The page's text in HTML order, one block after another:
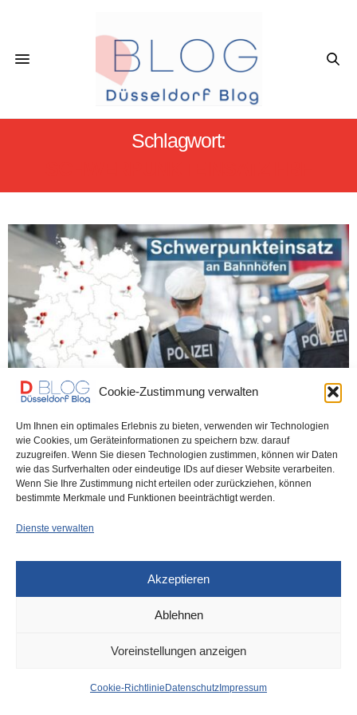
Cookie-Zustimmung verwalten
Um Ihnen ein optimales Erlebnis zu bieten, verwenden wir Technologien
wie Cookies, um Geräteinformationen zu speichern bzw. darauf
zuzugreifen. Wenn Sie diesen Technologien zustimmen, können wir Daten
wie das Surfverhalten oder eindeutige IDs auf dieser Website verarbeiten.
Wenn Sie Ihre Zustimmung nicht erteilen oder zurückziehen, können
bestimmte Merkmale und Funktionen beeinträchtigt werden.
Dienste verwalten
Akzeptieren
Ablehnen
Voreinstellungen anzeigen
Cookie-Richtlinie Datenschutz Impressum
Schlagwort:
POLIZEI 9. JANUAR 2026
Bundespolizei: Mehr Schutz im Hbf
am Wochenende
Die Bundespolizei verstärkt ab heute bis einschließlich Sonntaag